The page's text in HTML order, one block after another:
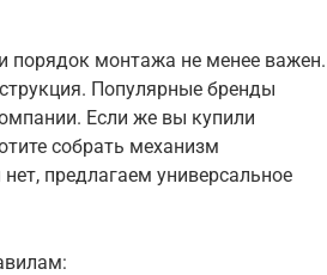
порядок монтажа не менее важен.
Популярные бренды
Если же вы купили
собрать механизм
предлагаем универсальное